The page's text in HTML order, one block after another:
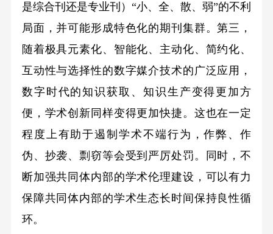
是综合刊还是专业刊）“小、全、散、弱”的不利
局面，并可能形成特色化的期刊集群。第三，
随着极具元素化、智能化、主动化、简约化、
互动性与选择性的数字媒介技术的广泛应用，
数字时代的知识获取、知识生产变得更加方
便，学术创新同样变得更加快捷。这也在一定
程度上有助于遏制学术不端行为，作弊、作
伪、抄袭、剽窃等会受到严厉处罚。同时，不
断加强共同体内部的学术伦理建设，可以有力
保障共同体内部的学术生态长时间保持良性循
环。